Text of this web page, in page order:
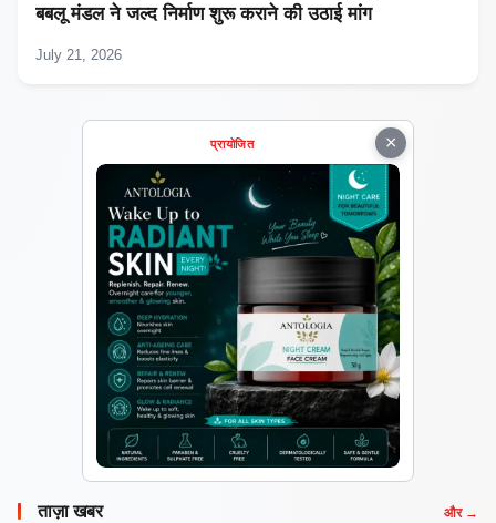
बबलू मंडल ने जल्द निर्माण शुरू कराने की उठाई मांग
July 21, 2026
×
प्रायोजित
ताज़ा खबर और →